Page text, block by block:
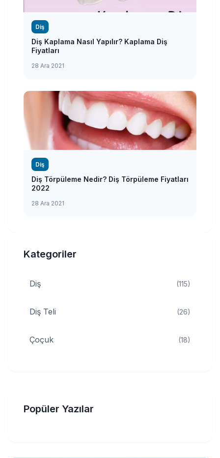
Diş
Diş Kaplama Nasıl Yapılır? Kaplama Diş
Fiyatları
28 Ara 2021
Diş
Diş Törpüleme Nedir? Diş Törpüleme Fiyatları
2022
28 Ara 2021
Kategoriler
Diş (115)
Diş Teli (26)
Çoçuk (18)
Popüler Yazılar